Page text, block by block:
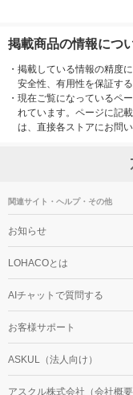
掲載商品の情報につ
・ 掲載している情報の精度
安全性、有用性を保証す
・ 現在ご覧になっているペ
れています。ページに記
は、直接各ストアにお問い
関連サイト・ヘルプ・その他
お知らせ
LOHACOとは
AIチャットで質問する
お客様サポート
ASKUL（法人向け）
アスクル株式会社（会社概要